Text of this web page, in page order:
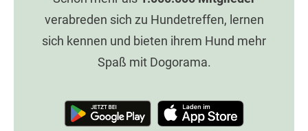
verabreden sich zu Hundetreffen, lernen
sich kennen und bieten ihrem Hund mehr
Spaß mit Dogorama.